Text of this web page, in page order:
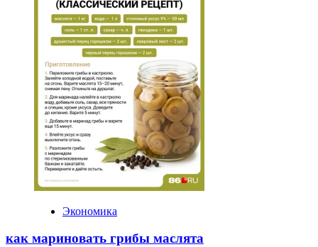
Экономика
как мариновать грибы маслята